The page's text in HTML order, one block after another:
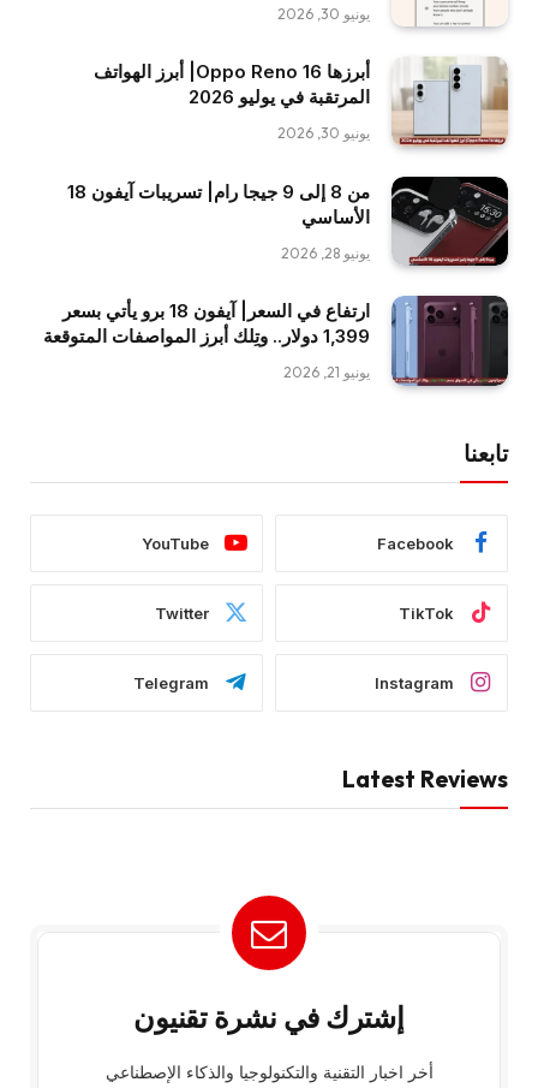
يونيو 30, 2026
أبرزها Oppo Reno 16| أبرز الهواتف
المرتقبة في يوليو 2026
يونيو 30, 2026
من 8 إلى 9 جيجا رام| تسريبات آيفون 18
الأساسي
يونيو 28, 2026
ارتفاع في السعر| آيفون 18 برو يأتي بسعر
1,399 دولار.. وتِلك أبرز المواصفات المتوقعة
يونيو 21, 2026
تابعنا
Facebook
YouTube
TikTok
Twitter
Instagram
Telegram
Latest Reviews
إشترك في نشرة تقنيون
أخر اخبار التقنية والتكنولوجيا والذكاء الإصطناعي